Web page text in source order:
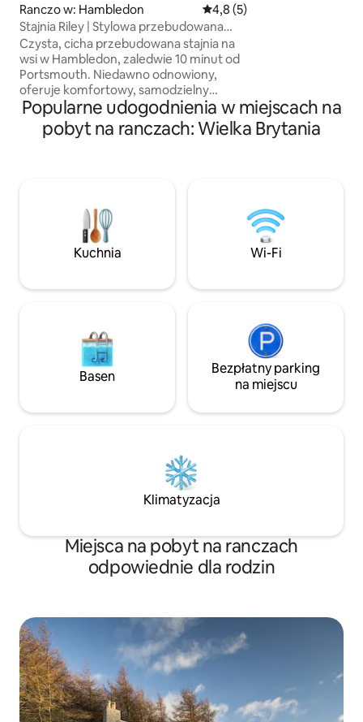
Ranczo w: Hambledon Średnia ocena: 4,8 na 5,
4,8 (5)
Stajnia Riley | Stylowa przebudowana
stajnia |
Czysta, cicha przebudowana stajnia na
wsi w Hambledon, zaledwie 10 minut od
Portsmouth. Niedawno odnowiony,
oferuje komfortowy, samodzielny
pobyt, idealny dla wykonawców,
profesjonalistów lub par. W pełni
wyposażona kuchnia, Wi-Fi, część
Miejsce idealne na relaks, niezależnie od
tego, czy pracujesz w okolicy, czy ją
odwiedzasz. Niezawodne
zakwaterowanie ze wszystkim, czego
pobyt.
w wyjątkowym
znajdziesz
urządzonych
Popularne udogodnienia w miejscach na
pobyt na ranczach: Wielka Brytania
Kuchnia Wi-Fi
Basen
Bezpłatny parking
na miejscu
Klimatyzacja
Miejsca na pobyt na ranczach
odpowiednie dla rodzin